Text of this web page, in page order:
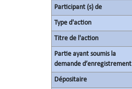
Participant (s) de
Type d'action
Titre de l'action
Partie ayant soumis la
demande d’enregistrement
Dépositaire